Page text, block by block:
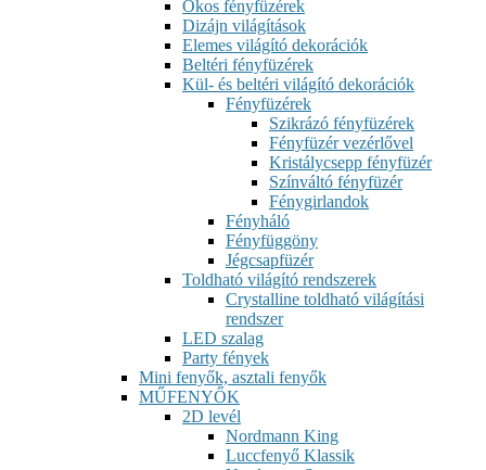
Okos fényfüzérek
Dizájn világítások
Elemes világító dekorációk
Beltéri fényfüzérek
Kül- és beltéri világító dekorációk
Fényfüzérek
Szikrázó fényfüzérek
Fényfüzér vezérlővel
Kristálycsepp fényfüzér
Színváltó fényfüzér
Fénygirlandok
Fényháló
Fényfüggöny
Jégcsapfüzér
Toldható világító rendszerek
Crystalline toldható világítási
rendszer
LED szalag
Party fények
Mini fenyők, asztali fenyők
MŰFENYŐK
2D levél
Nordmann King
Luccfenyő Klassik